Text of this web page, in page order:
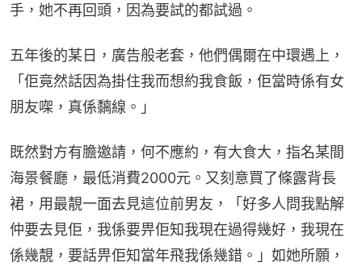
手，她不再回頭，因為要試的都試過。
五年後的某日，廣告般老套，他們偶爾在中環遇上，
「佢竟然話因為掛住我而想約我食飯，佢當時係有女
朋友㗎，真係黐線。」
既然對方有膽邀請，何不應約，有大食大，指名某間
海景餐廳，最低消費2000元。又刻意買了條露背長
裙，用最靚一面去見這位前男友，「好多人問我點解
仲要去見佢，我係要畀佢知我現在過得幾好，我現在
係幾靚，要話畀佢知當年飛我係幾錯。」如她所願，